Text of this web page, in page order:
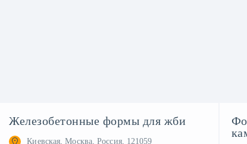
Железобетонные формы для жби
Киевская, Москва, Россия, 121059